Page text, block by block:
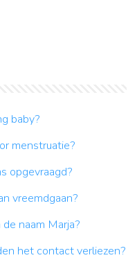
baby?
menstruatie?
opgevraagd?
vreemdgaan?
naam Marja?
het contact verliezen?